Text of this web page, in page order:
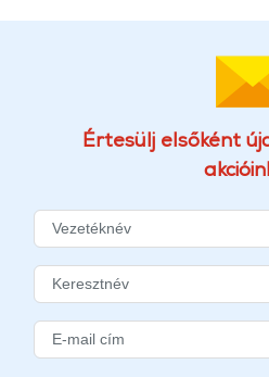
Értesülj elsőként